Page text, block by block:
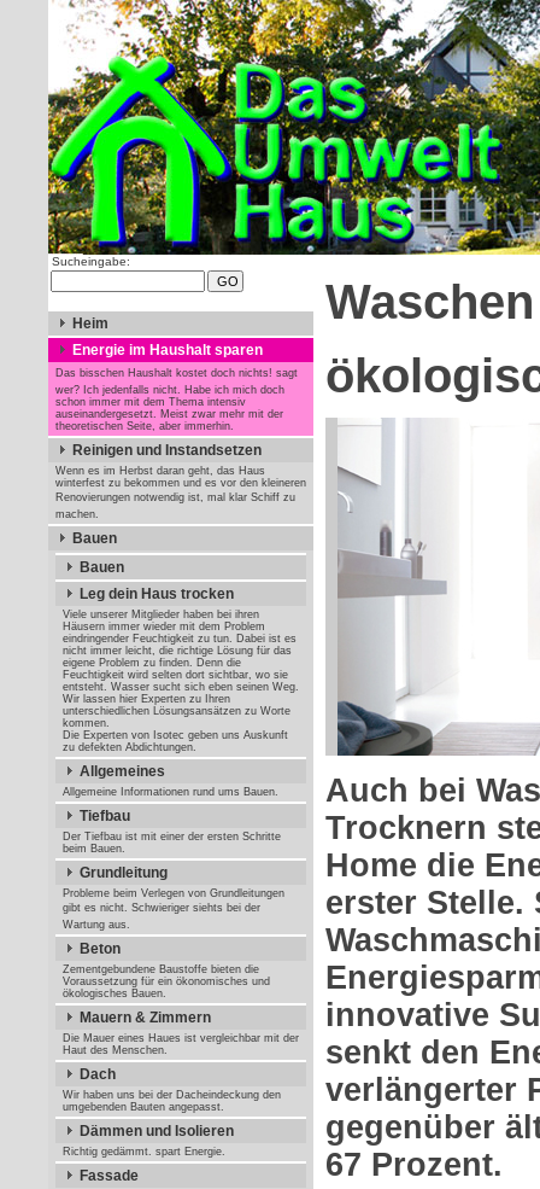
Sucheingabe:
Heim
Energie im Haushalt sparen
Das bisschen Haushalt kostet doch nichts! sagt
wer? Ich jedenfalls nicht. Habe ich mich doch
schon immer mit dem Thema intensiv
auseinandergesetzt. Meist zwar mehr mit der
theoretischen Seite, aber immerhin.
Reinigen und Instandsetzen
Wenn es im Herbst daran geht, das Haus
winterfest zu bekommen und es vor den kleineren
Renovierungen notwendig ist, mal klar Schiff zu
machen.
Bauen
Bauen
Leg dein Haus trocken
Viele unserer Mitglieder haben bei ihren
Häusern immer wieder mit dem Problem
eindringender Feuchtigkeit zu tun. Dabei ist es
nicht immer leicht, die richtige Lösung für das
eigene Problem zu finden. Denn die
Feuchtigkeit wird selten dort sichtbar, wo sie
entsteht. Wasser sucht sich eben seinen Weg.
Wir lassen hier Experten zu Ihren
unterschiedlichen Lösungsansätzen zu Worte
kommen.
Die Experten von Isotec geben uns Auskunft
zu defekten Abdichtungen.
Allgemeines
Allgemeine Informationen rund ums Bauen.
Tiefbau
Der Tiefbau ist mit einer der ersten Schritte
beim Bauen.
Grundleitung
Probleme beim Verlegen von Grundleitungen
gibt es nicht. Schwieriger siehts bei der
Wartung aus.
Beton
Zementgebundene Baustoffe bieten die
Voraussetzung für ein ökonomisches und
ökologisches Bauen.
Mauern & Zimmern
Die Mauer eines Haues ist vergleichbar mit der
Haut des Menschen.
Dach
Wir haben uns bei der Dacheindeckung den
umgebenden Bauten angepasst.
Dämmen und Isolieren
Richtig gedämmt. spart Energie.
Fassade
Waschen
Auch bei
Trocknern
Home die
erster Stelle.
innovative
senkt den
verlängerter
gegenüber
67 Prozent.